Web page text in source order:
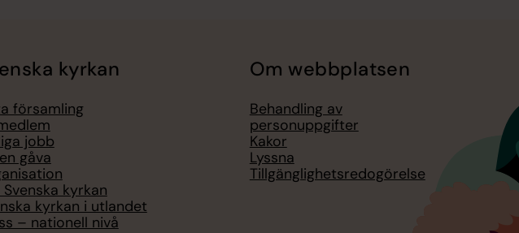
kyrkan
församling
jobb
gåva
kyrkan
kyrkan i utlandet
– nationell nivå
Om webbplatsen
Behandling av
personuppgifter
Kakor
Lyssna
Tillgänglighetsredogörelse